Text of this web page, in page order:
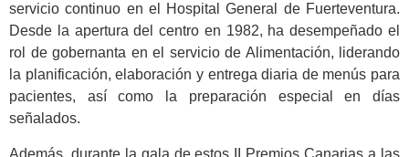
servicio continuo en el Hospital General de Fuerteventura.
Desde la apertura del centro en 1982, ha desempeñado el
rol de gobernanta en el servicio de Alimentación, liderando
la planificación, elaboración y entrega diaria de menús para
pacientes, así como la preparación especial en días
señalados.
Además, durante la gala de estos II Premios Canarias a las